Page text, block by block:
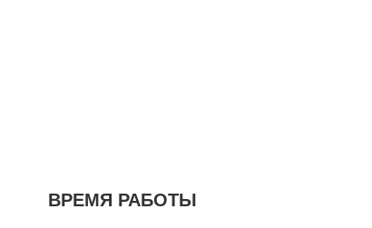
ВРЕМЯ РАБОТЫ